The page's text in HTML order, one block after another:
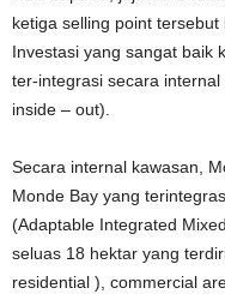
ketiga selling point
Investasi yang sangat baik
ter-integrasi secara
inside – out).
Secara internal kawasan,
Monde Bay yang
(Adaptable Integrated
seluas 18 hektar yang
residential ), commercial